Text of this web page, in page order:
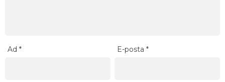
Ad * E-posta*